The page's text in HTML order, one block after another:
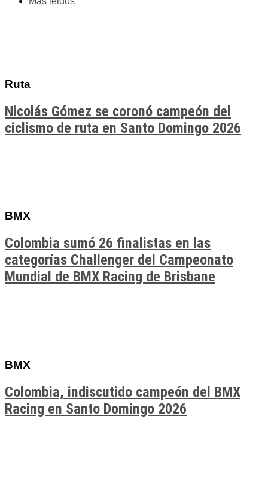
Ruta
Nicolás Gómez se coronó campeón del
ciclismo de ruta en Santo Domingo 2026
BMX
Colombia sumó 26 finalistas en las
categorías Challenger del Campeonato
Mundial de BMX Racing de Brisbane
BMX
Colombia, indiscutido campeón del BMX
Racing en Santo Domingo 2026